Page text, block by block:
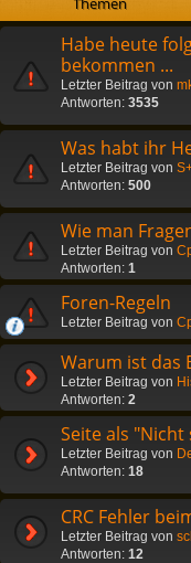
Habe heute
bekommen ...
Letzter Beitrag von
Antworten: 3535
Was habt ihr
Letzter Beitrag von
Antworten: 500
Wie man
Letzter Beitrag von
Antworten: 1
Foren-Regeln
Letzter Beitrag von
Warum ist das
Letzter Beitrag von
Antworten: 2
Seite als
Letzter Beitrag von
Antworten: 18
CRC Fehler
Letzter Beitrag von
Antworten: 12